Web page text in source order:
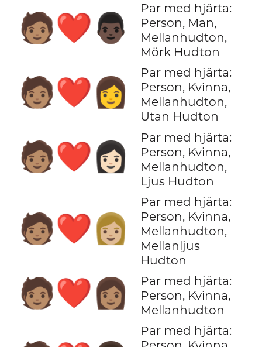
🧑🏽‍❤️‍👨🏿
Par med hjärta:
Person, Man,
Mellanhudton,
Mörk Hudton
🧑🏽‍❤️‍👩
Par med hjärta:
Person, Kvinna,
Mellanhudton,
Utan Hudton
🧑🏽‍❤️‍👩🏻
Par med hjärta:
Person, Kvinna,
Mellanhudton,
Ljus Hudton
🧑🏽‍❤️‍👩🏼
Par med hjärta:
Person, Kvinna,
Mellanhudton,
Mellanljus
Hudton
🧑🏽‍❤️‍👩🏽
Par med hjärta:
Person, Kvinna,
Mellanhudton
Par med hjärta: